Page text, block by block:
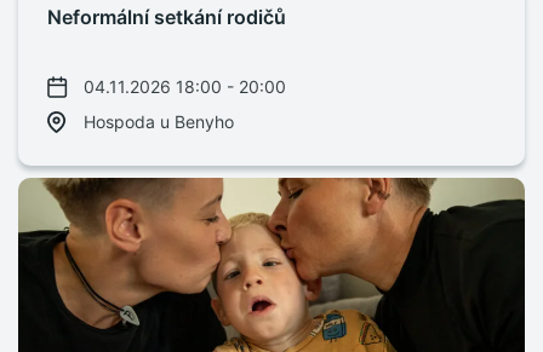
Neformální setkání rodičů
04.11.2026 18:00 - 20:00
Hospoda u Benyho